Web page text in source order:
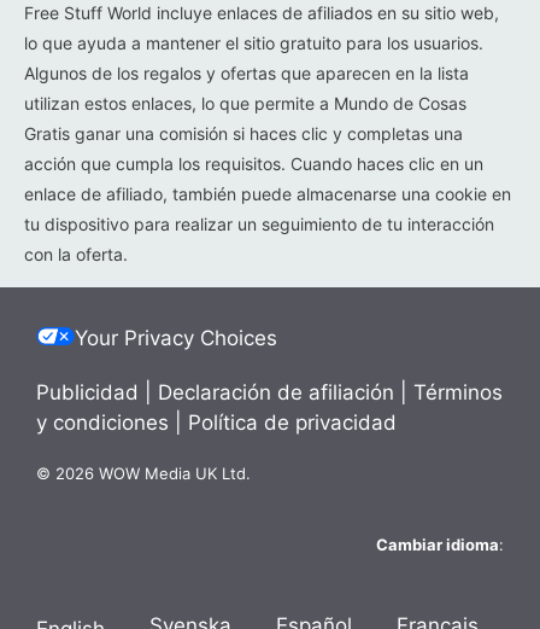
Free Stuff World incluye enlaces de afiliados en su sitio web,
lo que ayuda a mantener el sitio gratuito para los usuarios.
Algunos de los regalos y ofertas que aparecen en la lista
utilizan estos enlaces, lo que permite a Mundo de Cosas
Gratis ganar una comisión si haces clic y completas una
acción que cumpla los requisitos. Cuando haces clic en un
enlace de afiliado, también puede almacenarse una cookie en
tu dispositivo para realizar un seguimiento de tu interacción
con la oferta.
Your Privacy Choices
Publicidad Declaración de afiliación
Términos
y condiciones
Política de privacidad
© 2026 WOW Media UK Ltd.
Cambiar idioma: